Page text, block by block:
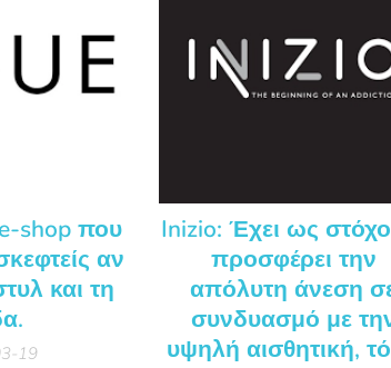
shop που
αν
και τη
19
Inizio: Έχει ως
προσφέρει την
απόλυτη άνεση
συνδυασμό με
υψηλή αισθητική,